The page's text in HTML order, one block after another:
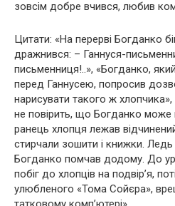
зовсім добре вчився, любив
Цитати: «На перерві Богданко
дражнився: – Ганнуся-
письменниця!..», «Богданко,
перед Ганнусею, попросив
нарисувати такого ж
не повірить, що Богданко може
ранець хлопця лежав
стирчали зошити і книжки.
Богданко помчав додому. До
побіг до хлопців на подвір’я,
улюбленого «Тома Сойєра»,